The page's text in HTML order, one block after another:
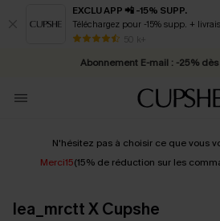
EXCLU APP 📲 -15% SUPP.
Téléchargez pour -15% supp. +
50 k+
* Livraison éclair 2-3 jours
Abonnement E-mail : -25% dès
N'hésitez pas à choisir ce que vous
Merci15(15% de réduction sur les
lea_mrctt X Cupshe